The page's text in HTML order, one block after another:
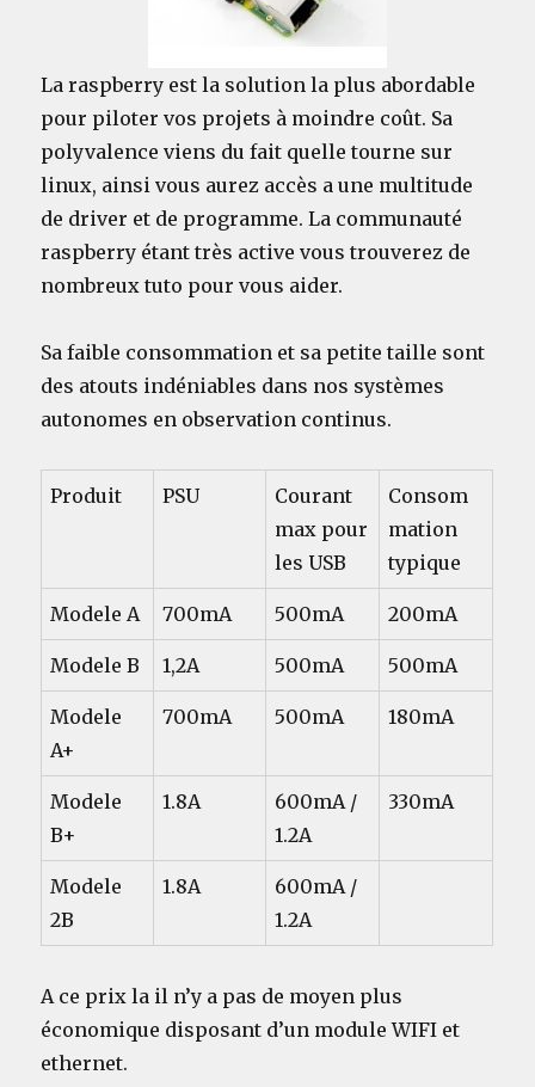
La raspberry est la solution la plus abordable
pour piloter vos projets à moindre coût. Sa
polyvalence viens du fait quelle tourne sur
linux, ainsi vous aurez accès a une multitude
de driver et de programme. La communauté
raspberry étant très active vous trouverez de
nombreux tuto pour vous aider.
Sa faible consommation et sa petite taille sont
des atouts indéniables dans nos systèmes
autonomes en observation continus.
Produit PSU
Courant
max pour
les USB
Consom
mation
typique
Modele A 700mA 500mA 200mA
Modele B 1,2A 500mA 500mA
Modele
A+
700mA 500mA 180mA
Modele
B+
1.8A
600mA /
1.2A
330mA
Modele
2B
1.8A
600mA /
1.2A
A ce prix la il n’y a pas de moyen plus
économique disposant d’un module WIFI et
ethernet.